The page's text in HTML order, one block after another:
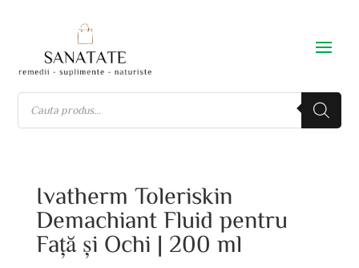
Ivatherm Toleriskin
Demachiant Fluid pentru
Față și Ochi | 200 ml